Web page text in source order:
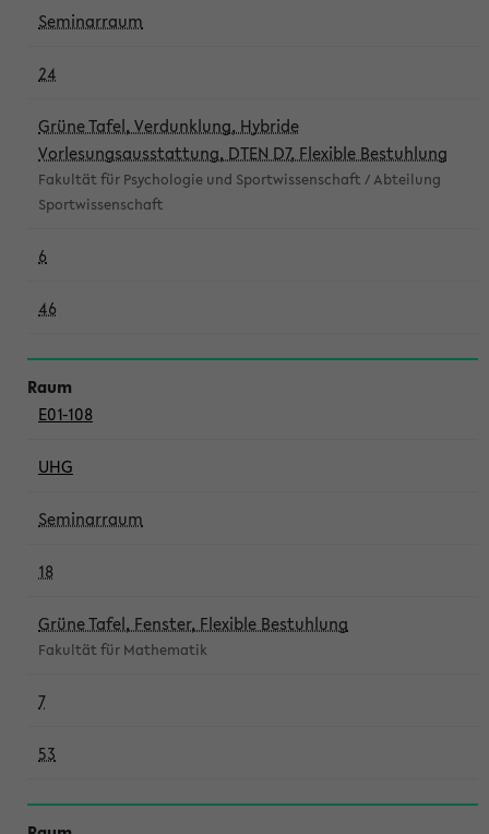
Seminarraum
24
Grüne Tafel, Verdunklung, Hybride
Vorlesungsausstattung, DTEN D7, Flexible Bestuhlung
Fakultät für Psychologie und Sportwissenschaft / Abteilung
Sportwissenschaft
6
46
E01-108
UHG
Seminarraum
18
Grüne Tafel, Fenster, Flexible Bestuhlung
Fakultät für Mathematik
7
53